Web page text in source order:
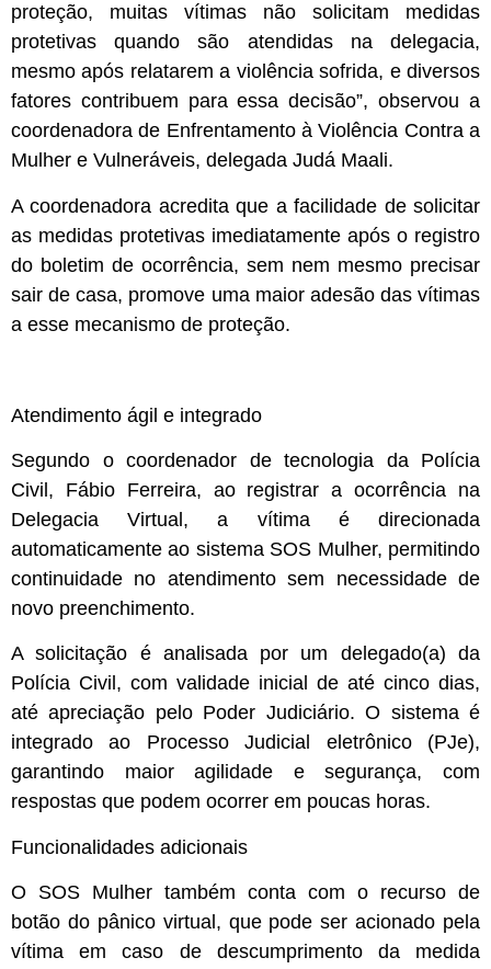
proteção, muitas vítimas não solicitam medidas
protetivas quando são atendidas na delegacia,
mesmo após relatarem a violência sofrida, e diversos
fatores contribuem para essa decisão”, observou a
coordenadora de Enfrentamento à Violência Contra a
Mulher e Vulneráveis, delegada Judá Maali.
A coordenadora acredita que a facilidade de solicitar
as medidas protetivas imediatamente após o registro
do boletim de ocorrência, sem nem mesmo precisar
sair de casa, promove uma maior adesão das vítimas
a esse mecanismo de proteção.
Atendimento ágil e integrado
Segundo o coordenador de tecnologia da Polícia
Civil, Fábio Ferreira, ao registrar a ocorrência na
Delegacia Virtual, a vítima é direcionada
automaticamente ao sistema SOS Mulher, permitindo
continuidade no atendimento sem necessidade de
novo preenchimento.
A solicitação é analisada por um delegado(a) da
Polícia Civil, com validade inicial de até cinco dias,
até apreciação pelo Poder Judiciário. O sistema é
integrado ao Processo Judicial eletrônico (PJe),
garantindo maior agilidade e segurança, com
respostas que podem ocorrer em poucas horas.
Funcionalidades adicionais
O SOS Mulher também conta com o recurso de
botão do pânico virtual, que pode ser acionado pela
vítima em caso de descumprimento da medida